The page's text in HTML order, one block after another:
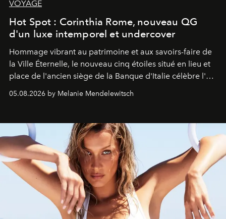
VOYAGE
Hot Spot : Corinthia Rome, nouveau QG
d'un luxe intemporel et undercover
Hommage vibrant au patrimoine et aux savoirs-faire de
la Ville Éternelle, le nouveau cinq étoiles situé en lieu et
place de l'ancien siège de la Banque d'Italie célèbre l'art
de vivre Romain dans toute son élégance intemporelle.
05.08.2026 by Melanie Mendelewitsch